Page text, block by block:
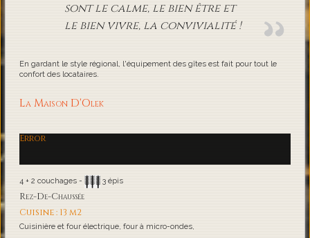
sont le calme, le bien être et
le bien vivre, la convivialité !
En gardant le style régional, l'équipement des gîtes est fait pour tout le
confort des locataires.
La Maison D'Olek
Error
4 + 2 couchages - 3 épis
Rez-De-Chaussée
Cuisine : 13 m2
Cuisinière et four électrique, four à micro-ondes,